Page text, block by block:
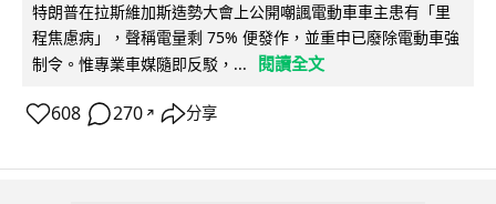
特朗普在拉斯維加斯造勢大會上公開嘲諷電動車車主患有「里
程焦慮病」，聲稱電量剩 75% 便發作，並重申已廢除電動車強
制令。惟專業車媒隨即反駁，...
閱讀全文
608 270 ↗ 分享